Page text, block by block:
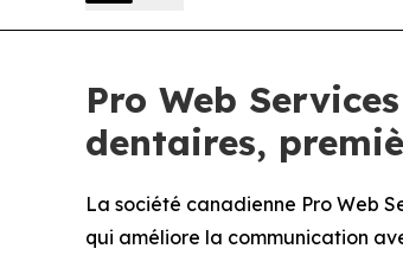
Pro Web
dentaires,
La société canadienne Pro Web
qui améliore la communication